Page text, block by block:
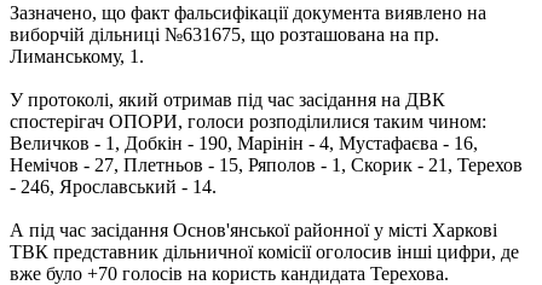
Зазначено, що факт фальсифікації документа виявлено на
виборчій дільниці №631675, що розташована на пр.
Лиманському, 1.
У протоколі, який отримав під час засідання на ДВК
спостерігач ОПОРИ, голоси розподілилися таким чином:
Величков - 1, Добкін - 190, Марінін - 4, Мустафаєва - 16,
Немічов - 27, Плетньов - 15, Ряполов - 1, Скорик - 21, Терехов
- 246, Ярославський - 14.
А під час засідання Основ'янської районної у місті Харкові
ТВК представник дільничної комісії оголосив інші цифри, де
вже було +70 голосів на користь кандидата Терехова.